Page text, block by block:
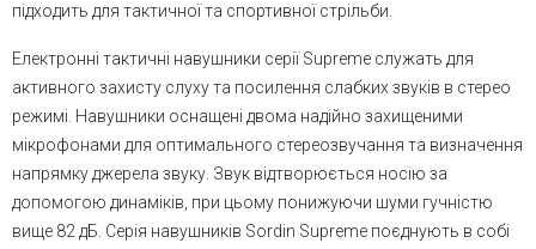
підходить для тактичної та спортивної стрільби.
Електронні тактичні навушники серії Supreme служать для
активного захисту слуху та посилення слабких звуків в стерео
режимі. Навушники оснащені двома надійно захищеними
мікрофонами для оптимального стереозвучання та визначення
напрямку джерела звуку. Звук відтворюється носію за
допомогою динаміків, при цьому понижуючи шуми гучністю
вище 82 дБ. Серія навушників Sordin Supreme поєднують в собі